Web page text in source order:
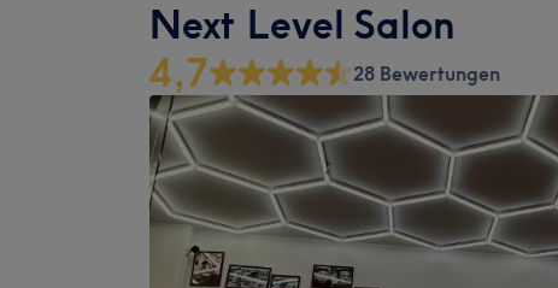
Next Level Salon
4,7 28 Bewertungen